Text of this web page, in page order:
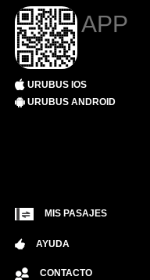
APP
URUBUS IOS
URUBUS ANDROID
MIS PASAJES
AYUDA
CONTACTO